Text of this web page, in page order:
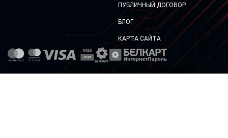
ПУБЛИЧНЫЙ ДОГОВОР
БЛОГ
КАРТА САЙТА
© 2005 — 2026, kursachok.by Все права защищены.